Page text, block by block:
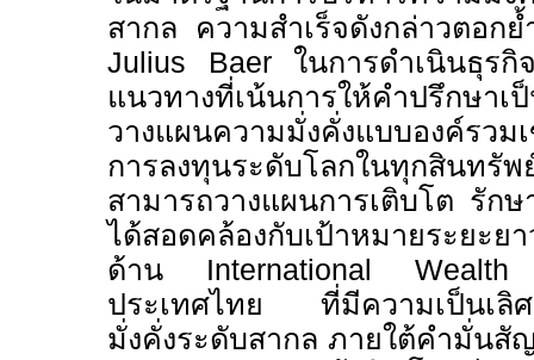
สากล ความสำเร็จดังกล่าวตอก
Julius Baer ในการดำเนินธุรกิ
แนวทางที่เน้นการให้คำปรึกษา
วางแผนความมั่งคั่งแบบองค์รวม
การลงทุนระดับโลกในทุกสินทรั
สามารถวางแผนการเติบโต รัก
ได้สอดคล้องกับเป้าหมายระยะ
ด้าน International
ประเทศไทย ที่มีความเป็นเลิศ
มั่งคั่งระดับสากล ภายใต้คำมั่นสั